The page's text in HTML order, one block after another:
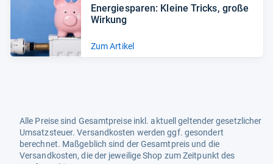
Ener­gie­spa­ren: Kleine Tricks, große
Wir­kung
Zum Artikel
Alle Preise sind Gesamtpreise inkl. aktuell geltender gesetzlicher
Umsatzsteuer. Versandkosten werden ggf. gesondert
berechnet. Maßgeblich sind der Gesamtpreis und die
Versandkosten, die der jeweilige Shop zum Zeitpunkt des